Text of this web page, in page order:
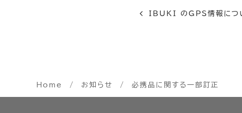
IBUKI のGPS情報につ
Home お知らせ 必携品に関する一部訂正